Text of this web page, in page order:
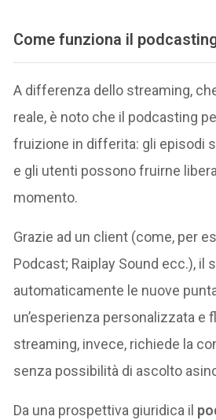
Come funziona il
A differenza dello streaming,
reale, è noto che il podcasting
fruizione in differita: gli episodi
e gli utenti possono fruirne
momento.
Grazie ad un client (come, per
Podcast; Raiplay Sound ecc.), il
automaticamente le nuove
un’esperienza personalizzata e
streaming, invece, richiede la
senza possibilità di ascolto
Da una prospettiva giuridica il